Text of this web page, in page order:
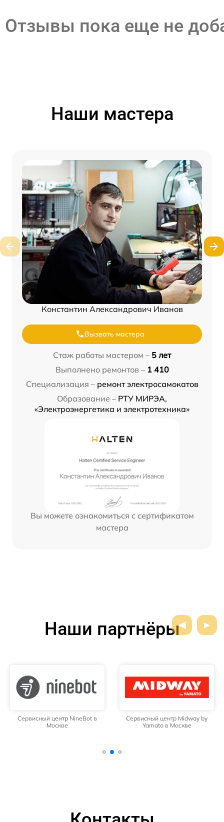
Отзывы пока еще не
Наши мастера
Константин Александрович Иванов
Вызвать мастера
Стаж работы мастером – 5 лет
Выполнено ремонтов – 1 410
Специализация – ремонт электросамокатов
Образование – РТУ МИРЭА,
«Электроэнергетика и электротехника»
Вы можете ознакомиться с сертификатом
мастера
Наши партнёры
Сервисный центр NineBot в
Москве
Сервисный центр Midway by
Yamato в Москве